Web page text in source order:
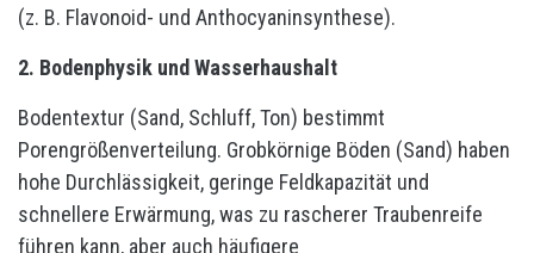
(z. B. Flavonoid- und Anthocyaninsynthese).
2. Bodenphysik und Wasserhaushalt
Bodentextur (Sand, Schluff, Ton) bestimmt
Porengrößenverteilung. Grobkörnige Böden (Sand) haben
hohe Durchlässigkeit, geringe Feldkapazität und
schnellere Erwärmung, was zu rascherer Traubenreife
führen kann, aber auch häufigere